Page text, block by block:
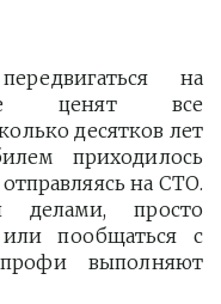
на
ценят все
десятков лет
приходилось
на СТО.
делами, просто
или пообщаться с
выполняют